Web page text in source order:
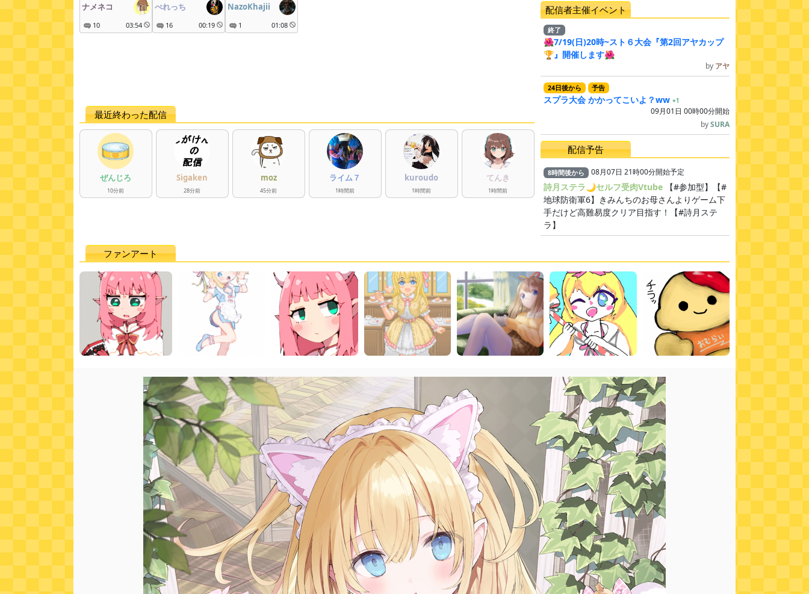
ナメネコ
10 03:54
べれっち
16 00:19
NazoKhajii
1 01:08
最近終わった配信
ぜんじろ
10分前
Sigaken
28分前
moz
45分前
ライム７
1時間前
kuroudo
1時間前
てんき
1時間前
配信者主催イベント
終了
🌺7/19(日)20時~スト６大会『第2回アヤカップ
🏆』開催します🌺
by アヤ
24日後から 予告
スプラ大会 かかってこいよ？ww +1
09月01日 00時00分開始
bySURA
配信予告
8時間後から 08月07日 21時00分開始予定
詩月ステラ🌙セルフ受肉Vtube 【#参加型】【#
地球防衛軍6】きみんちのお母さんよりゲーム下
手だけど高難易度クリア目指す！【#詩月ステ
ラ】
ファンアート